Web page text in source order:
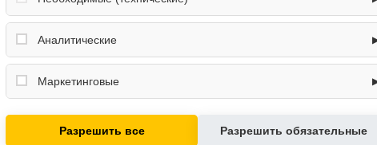
есть
Обеспечивают корректную работу сайта: оформление заказа, корзина,
вход в личный кабинет. Без них основные функции могут быть
Аналитические
Собирают обезличенную информацию о посещениях и использовании
сайта (например, счётчики аналитики), помогают улучшать интерфейс и
Маркетинговые
Разрешить все Разрешить обязательные